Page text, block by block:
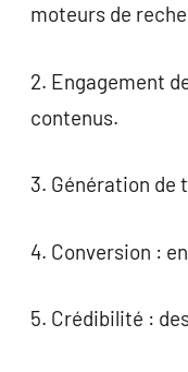
moteurs de
2. Engagement
contenus.
3. Génération
4. Conversion :
5. Crédibilité :